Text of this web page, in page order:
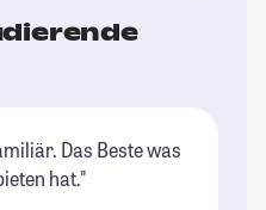
Das Beste was
hat."